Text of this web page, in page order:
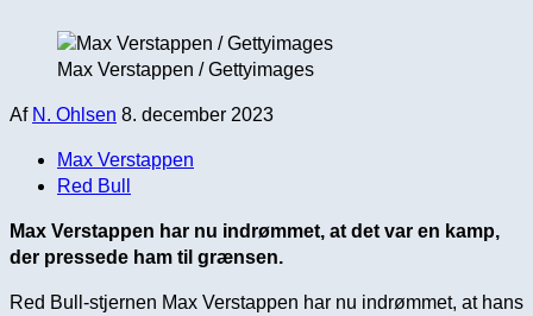
Max Verstappen / Gettyimages
Af N. Ohlsen 8. december 2023
Max Verstappen
Red Bull
Max Verstappen har nu indrømmet, at det var en kamp,
der pressede ham til grænsen.
Red Bull-stjernen Max Verstappen har nu indrømmet, at hans